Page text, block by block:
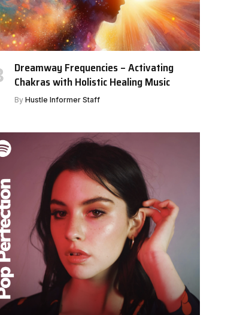
Dreamway Frequencies – Activating
Chakras with Holistic Healing Music
By Hustle Informer Staff